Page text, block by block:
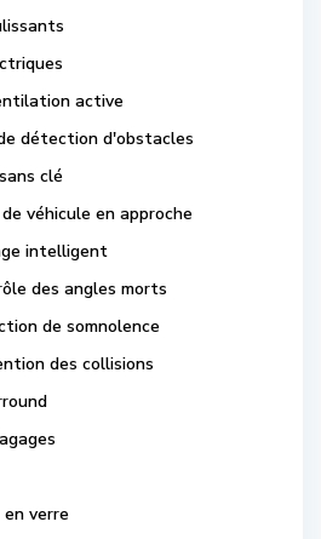
active
détection d'obstacles
clé
véhicule en approche
intelligent
des angles morts
de somnolence
des collisions
verre